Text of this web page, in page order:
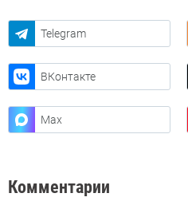
Telegram
ВКонтакте
Max
Комментарии